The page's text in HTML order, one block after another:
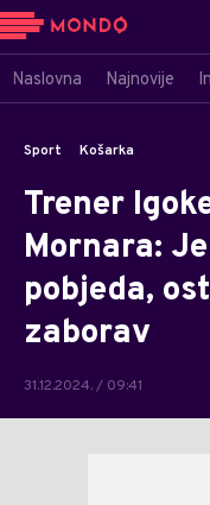
Naslovna Najnovije
Sport Košarka
Trener
Mornara:
pobjeda,
zaborav
31.12.2024. / 09:41